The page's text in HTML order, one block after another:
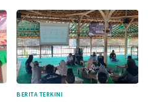
BERITA TERKINI